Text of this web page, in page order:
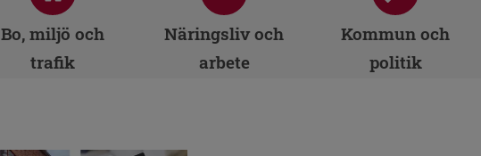
Bo, miljö och
trafik
Näringsliv och
arbete
Kommun och
politik